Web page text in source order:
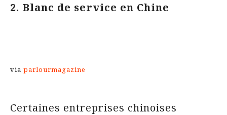
2. Blanc de service en Chine
via parlourmagazine
Certaines entreprises chinoises